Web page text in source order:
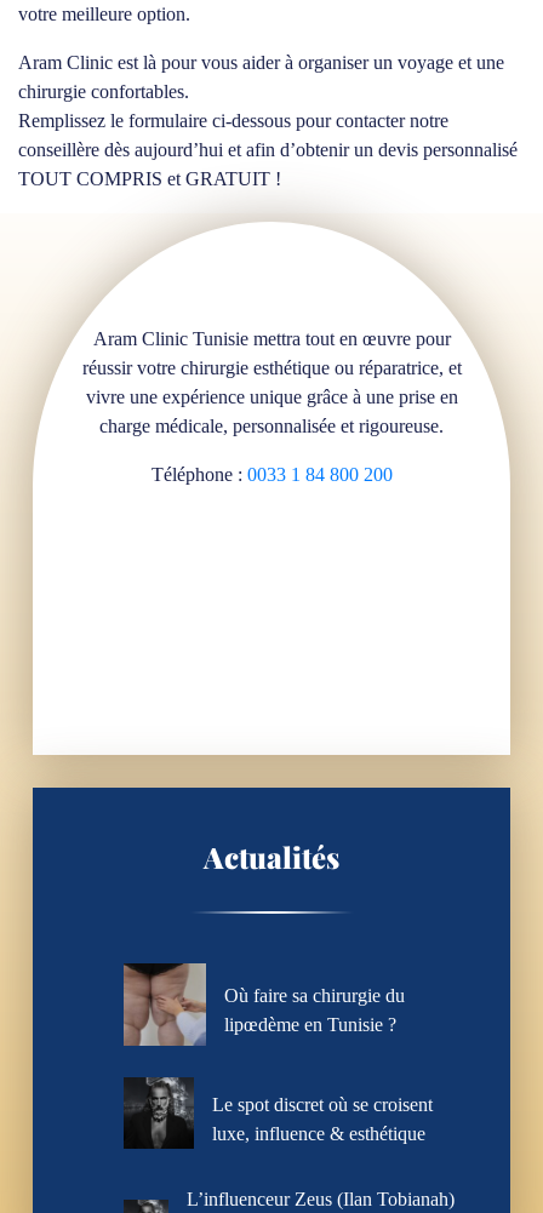
votre meilleure option.
Aram Clinic est là pour vous aider à organiser un voyage et une
chirurgie confortables.
Remplissez le formulaire ci-dessous pour contacter notre
conseillère dès aujourd’hui et afin d’obtenir un devis personnalisé
TOUT COMPRIS et GRATUIT !
Aram Clinic Tunisie mettra tout en œuvre pour
réussir votre chirurgie esthétique ou réparatrice, et
vivre une expérience unique grâce à une prise en
charge médicale, personnalisée et rigoureuse.
Téléphone : 0033 1 84 800 200
Actualités
Où faire sa chirurgie du
lipœdème en Tunisie ?
Le spot discret où se croisent
luxe, influence & esthétique
L’influenceur Zeus (Ilan Tobianah)